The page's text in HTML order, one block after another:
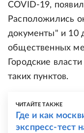
COVID-19,
Расположились
документы" и 10
общественных
Городские
таких пунктов.
ЧИТАЙТЕ ТАКЖЕ
Где и как
экспресс-тест